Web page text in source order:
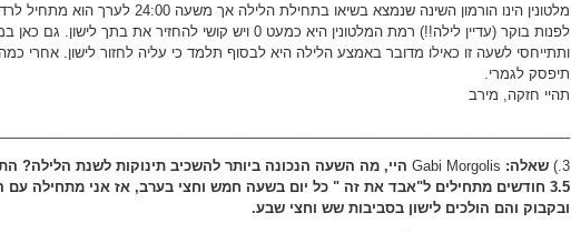
לפנות בוקר (עדיין לילה!!) רמת המלטונין היא כמעט 0 ויש קושי להחזיר את בתך
ותתייחסי לשעה זו כאילו מדובר באמצע הלילה היא לבסוף תלמד כי עליה לחזור לישון. אחרי כמה
תיפסק לגמרי.
תהיי חזקה, מירב
3.) שאלה:
היי, מה השעה הנכונה ביותר להשכיב תינוקות לשנת הלילה?
3.5 חודשים מתחילים ל"אבד את זה " כל יום בשעה חמש וחצי בערב, אז אני מתחילה
ובקבוק והם הולכים לישון בסביבות שש וחצי שבע.